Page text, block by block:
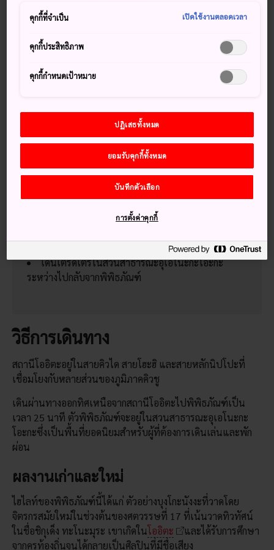
ขึ้นทะเบียนเป็นทรัพย์สินทางวัฒนธรรมที่สำคัญของประเทศ
พิพิธภัณฑ์ตั้งอยู่ในสวนสาธารณะอุเอโนะกะโอะกะ ซึ่งสามารถ
สังเกตเห็นได้จากรูปปั้นช้างขนาด 21 ฟุตที่กำลังใช้งวงชูดาวหน้า
ทางเข้าพิพิธภัณฑ์
ไม่ไกลจากพิพิธภัณฑ์ศิลปะประจำเมืองก็จะเป็น
พิพิธภัณฑ์ศิลปะ
บุงโกะนังงะ ภาพวาดสไตล์ญี่ปุ่นที่ได้รับอิทธิพลจาก
จีนช่วงราชวงศ์ซ่งซึ่งได้รับการกำหนดให้เป็นทรัพย์สิน
ผลงานร่วมสมัยโดยศิลปินท้องถิ่น
เดินเตร็ดเตร่ในสวนสาธารณะอุเอโนะกะโอะกะ
ระหว่างไปกลับจากพิพิธภัณฑ์
วิธีการเดินทาง
สถานีโออิตะอยู่ในสายคิวได สายโฮะฮิ และสายหลักนิปโปะที่
เชื่อมโยงกับหลายส่วนของภูมิภาคคิวชู
เดินผ่านทางออกทิศเหนือจากสถานีโออิตะไปพิพิธภัณฑ์เป็น
เวลา 25 นาที ตัวพิพิธภัณฑ์จะอยู่ในสวนสาธารณะอุเอโนะกะ
โอะกะซึ่งเป็นพื้นที่ยอดนิยมสำหรับผู้ที่ต้องการเดินเล่นและพัก
ผ่อน
ผลงานเก่าและใหม่
ไฮไลท์ของพิพิธภัณฑ์นี้ได้แก่ ตัวอย่างบุงโกะนังงะที่วาดโดย
จิตรกรสมัยใหม่ในช่วงต้นของศตวรรษที่ 17 ที่เน้นวาดทิวทัศน์
ในชื่อชิกุเด็ง ทะโนะมุระ เขาเกิดในโออิตะ
และได้รับการศึกษา
จากครูท้องถิ่นจนได้กลายเป็นศิลปินที่มีชื่อเสียง
คุกกี้ที่จำเป็น เปิดใช้งานตลอดเวลา
คุกกี้ประสิทธิภาพ
คุกกี้กำหนดเป้าหมาย
ปฏิเสธทั้งหมด
ยอมรับคุกกี้ทั้งหมด
บันทึกตัวเลือก
การตั้งค่าคุกกี้